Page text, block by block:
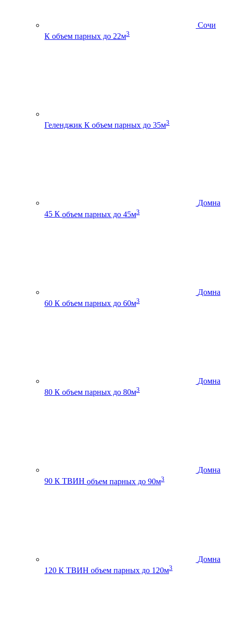
Сочи
К объем парных до 22м3
Геленджик К объем парных до 35м3
Домна
45 К объем парных до 45м3
Домна
60 К объем парных до 60м3
Домна
80 К объем парных до 80м3
Домна
90 К ТВИН объем парных до 90м3
Домна
120 К ТВИН объем парных до 120м3